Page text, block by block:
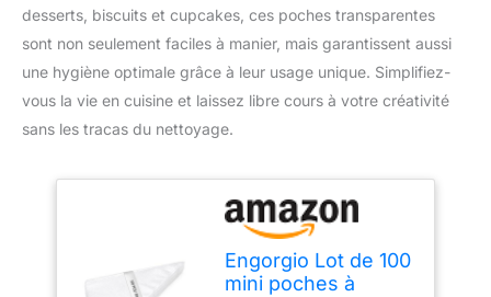
desserts, biscuits et cupcakes, ces poches transparentes
sont non seulement faciles à manier, mais garantissent aussi
une hygiène optimale grâce à leur usage unique. Simplifiez-
vous la vie en cuisine et laissez libre cours à votre créativité
sans les tracas du nettoyage.
Engorgio Lot de 100
mini poches à